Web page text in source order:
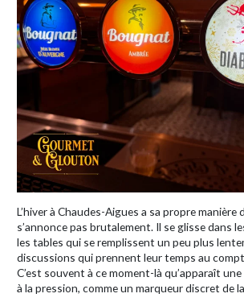
L’hiver à Chaudes-Aigues a sa propre manière
s’annonce pas brutalement. Il se glisse dans
les tables qui se remplissent un peu plus
discussions qui prennent leur temps au
C’est souvent à ce moment-là qu’apparaît
à la pression, comme un marqueur discret de